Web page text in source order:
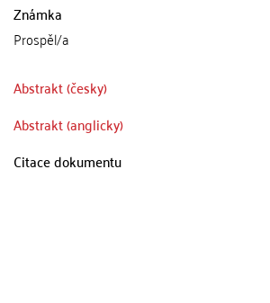
Známka
Prospěl/a
Abstrakt (česky)
Abstrakt (anglicky)
Citace dokumentu